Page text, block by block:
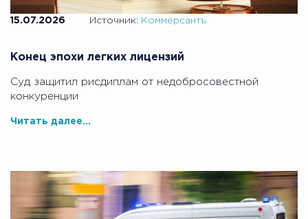
15.07.2026 Источник: Коммерсантъ
Конец эпохи легких лицензий
Суд защитил рисдиплам от недобросовестной
конкуренции
Читать далее...